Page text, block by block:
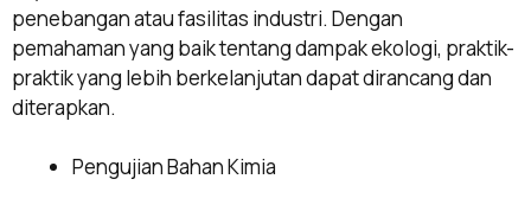
penebangan atau fasilitas industri. Dengan
pemahaman yang baik tentang dampak ekologi, praktik-
praktik yang lebih berkelanjutan dapat dirancang dan
diterapkan.
Pengujian Bahan Kimia